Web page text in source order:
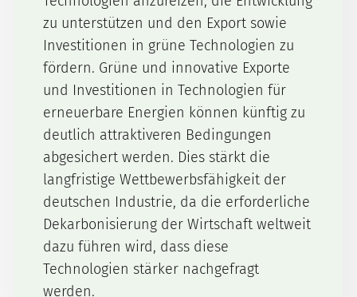
zu unterstützen und den Export sowie
Investitionen in grüne Technologien zu
fördern. Grüne und innovative Exporte
und Investitionen in Technologien für
erneuerbare Energien können künftig zu
deutlich attraktiveren Bedingungen
abgesichert werden. Dies stärkt die
langfristige Wettbewerbsfähigkeit der
deutschen Industrie, da die erforderliche
Dekarbonisierung der Wirtschaft weltweit
dazu führen wird, dass diese
Technologien stärker nachgefragt
werden.